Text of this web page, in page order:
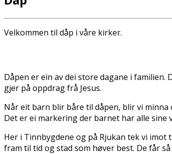
Velkommen til dåp i våre kirker.
Dåpen er ein av dei store dagane i
gjer på oppdrag frå Jesus.
Når eit barn blir båre til dåpen, blir vi
Det er ei markering der barnet har alle
Her i Tinnbygdene og på Rjukan tek vi imot
fram til tid og stad som høver best. De får